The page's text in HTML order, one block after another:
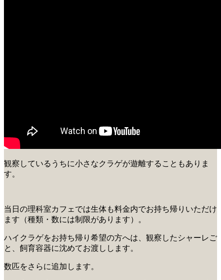
観察しているうちに小さなクラゲが遊離することもありま
す。
当日の理科室カフェでは生体も料金内でお持ち帰りいただけ
ます（種類・数には制限があります）。
ハイクラゲをお持ち帰り希望の方へは、観察したシャーレご
と、飼育容器に沈めてお渡しします。
数匹をさらに追加します。